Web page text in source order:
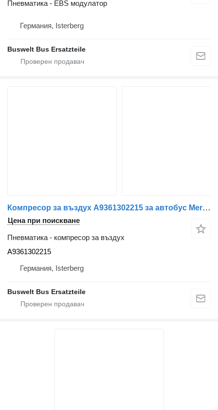
Пневматика - EBS модулатор
Германия, Isterberg
Buswelt Bus Ersatzteile
Компресор за въздух A9361302215 за автобус Mercedes-Benz Citaro c2
Цена при поискване
Пневматика - компресор за въздух
A9361302215
Германия, Isterberg
Buswelt Bus Ersatzteile